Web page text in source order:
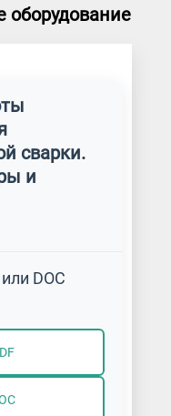
оборудование
сварки.
и
DOC